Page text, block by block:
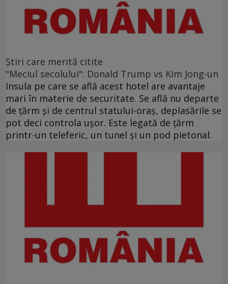
Ştiri care merită citite
"Meciul secolului": Donald Trump vs Kim Jong-un
Insula pe care se află acest hotel are avantaje
mari în materie de securitate. Se află nu departe
de ţărm şi de centrul statului-oraş, deplasările se
pot deci controla uşor. Este legată de ţărm
printr-un teleferic, un tunel şi un pod pietonal.